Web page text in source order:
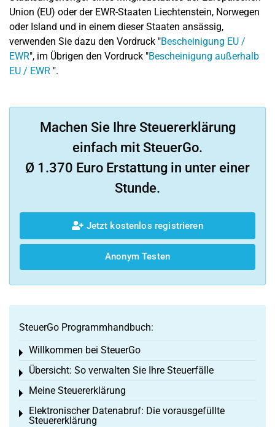
Union (EU) oder der EWR-Staaten Liechtenstein, Norwegen
oder Island und in einem dieser Staaten ansässig,
verwenden Sie dazu den Vordruck "Bescheinigung EU /
EWR", im Übrigen den Vordruck "Bescheinigung außerhalb
EU / EWR ".
Machen Sie Ihre Steuererklärung
einfach mit SteuerGo.
Ø 1.370 Euro Erstattung in unter einer
Stunde.
Jetzt kostenlos registrieren
Anonym Testen
SteuerGo Programmhandbuch:
Willkommen bei SteuerGo
Toggle menu
Übersicht: So verwalten Sie Ihre Steuerfälle
Toggle menu
Meine Steuererklärung
Toggle menu
Elektronischer Datenabruf: Die vorausgefüllte
Steuererklärung
Toggle menu